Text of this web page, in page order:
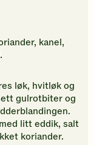
kanel,
løk, hvitløk og
gulrotbiter og
litt eddik, salt
koriander.